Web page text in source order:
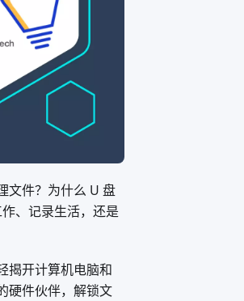
文件？为什么 U 盘
、记录生活，还是
揭开计算机电脑和
硬件伙伴，解锁文